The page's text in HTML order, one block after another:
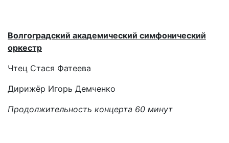
Волгоградский академический симфонический
оркестр
Чтец Стася Фатеева
Дирижёр Игорь Демченко
Продолжительность концерта 60 минут